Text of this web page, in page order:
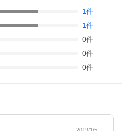
1件
1件
0件
0件
0件